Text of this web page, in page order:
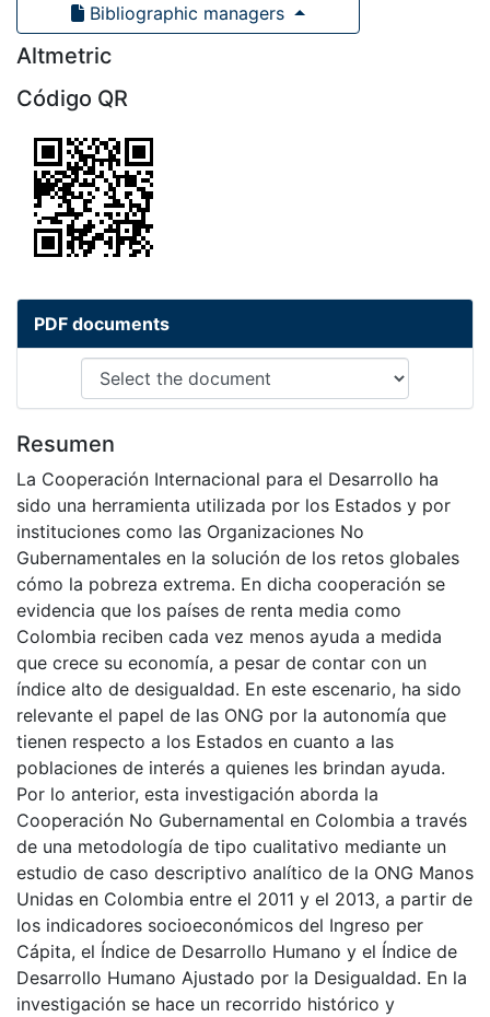
Bibliographic managers
Altmetric
Código QR
PDF documents
Resumen
La Cooperación Internacional para el Desarrollo ha
sido una herramienta utilizada por los Estados y por
instituciones como las Organizaciones No
Gubernamentales en la solución de los retos globales
cómo la pobreza extrema. En dicha cooperación se
evidencia que los países de renta media como
Colombia reciben cada vez menos ayuda a medida
que crece su economía, a pesar de contar con un
índice alto de desigualdad. En este escenario, ha sido
relevante el papel de las ONG por la autonomía que
tienen respecto a los Estados en cuanto a las
poblaciones de interés a quienes les brindan ayuda.
Por lo anterior, esta investigación aborda la
Cooperación No Gubernamental en Colombia a través
de una metodología de tipo cualitativo mediante un
estudio de caso descriptivo analítico de la ONG Manos
Unidas en Colombia entre el 2011 y el 2013, a partir de
los indicadores socioeconómicos del Ingreso per
Cápita, el Índice de Desarrollo Humano y el Índice de
Desarrollo Humano Ajustado por la Desigualdad. En la
investigación se hace un recorrido histórico y